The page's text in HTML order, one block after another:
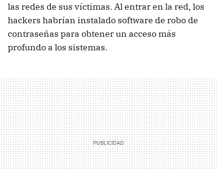
las redes de sus víctimas. Al entrar en la red, los
hackers habrían instalado software de robo de
contraseñas para obtener un acceso más
profundo a los sistemas.